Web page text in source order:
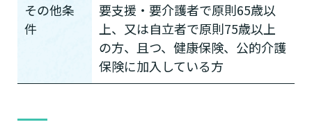
その他条
件
要支援・要介護者で原則65歳以
上、又は自立者で原則75歳以上
の方、且つ、健康保険、公的介護
保険に加入している方